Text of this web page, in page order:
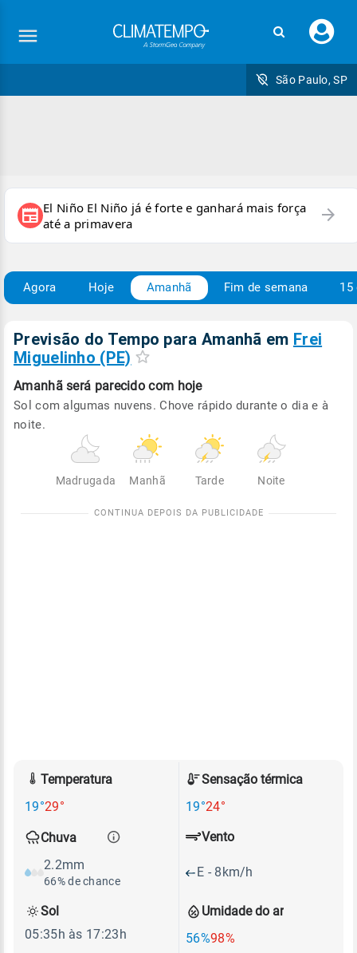
seu
São Paulo, SP
newspaper El Niño El Niño já é forte e ganhará mais força
até a primavera
arrow_forward
Agora Hoje Amanhã Fim de semana 15
Previsão do Tempo para Amanhã em Frei
Miguelinho (PE)
Amanhã será parecido com hoje
Sol com algumas nuvens. Chove rápido durante o dia e à
noite.
Madrugada Manhã Tarde Noite
Temperatura
19°29°
Sensação térmica
19°24°
Chuva
2.2mm
66% de chance
Umidade do ar
56%98%
Vento
E - 8km/h
Sol
05:35h às 17:23h